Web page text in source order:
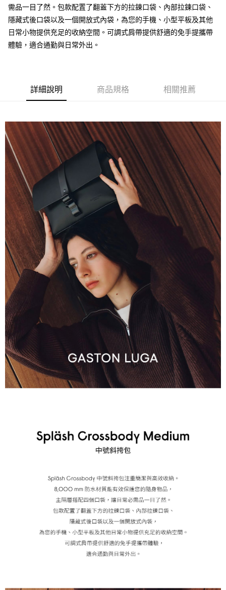
台新國際商業銀行
中國信託商業銀行
台灣樂天信用卡公司
元大商業銀行
永豐商業銀行
玉山商業銀行
星展（台灣）商業銀行
台灣樂天信用卡公司
付款後全家取貨
每筆NT$80，滿NT$1,000(含以上)免運費
付款後7-11取貨
每筆NT$120，滿NT$1,000(含以上)免運費
每筆NT$250，滿NT$2,000(含以上)免運費
付款後門市自取
每筆NT$120，滿NT$1,000(含以上)免運費
需品一目了然。包款配置了翻蓋下方的拉鍊口袋、內部拉鍊口袋、
隱藏式後口袋以及一個開放式內袋，為您的手機、小型平板及其他
日常小物提供充足的收納空間。可調式肩帶提供舒適的免手提攜帶
體驗，適合通勤與日常外出。
詳細說明 商品規格 相關推薦